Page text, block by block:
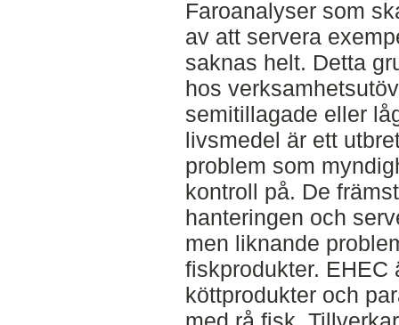
Faroanalyser som
av att servera
saknas helt. Detta
hos
semitillagade eller
livsmedel är ett
problem som
kontroll på. De
hanteringen och
men liknande
fiskprodukter. EHEC
köttprodukter och